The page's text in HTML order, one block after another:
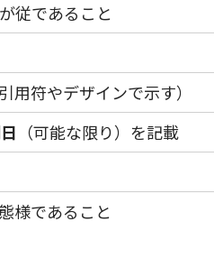
従であること
用符やデザインで示す）
（可能な限り）を記載
様であること